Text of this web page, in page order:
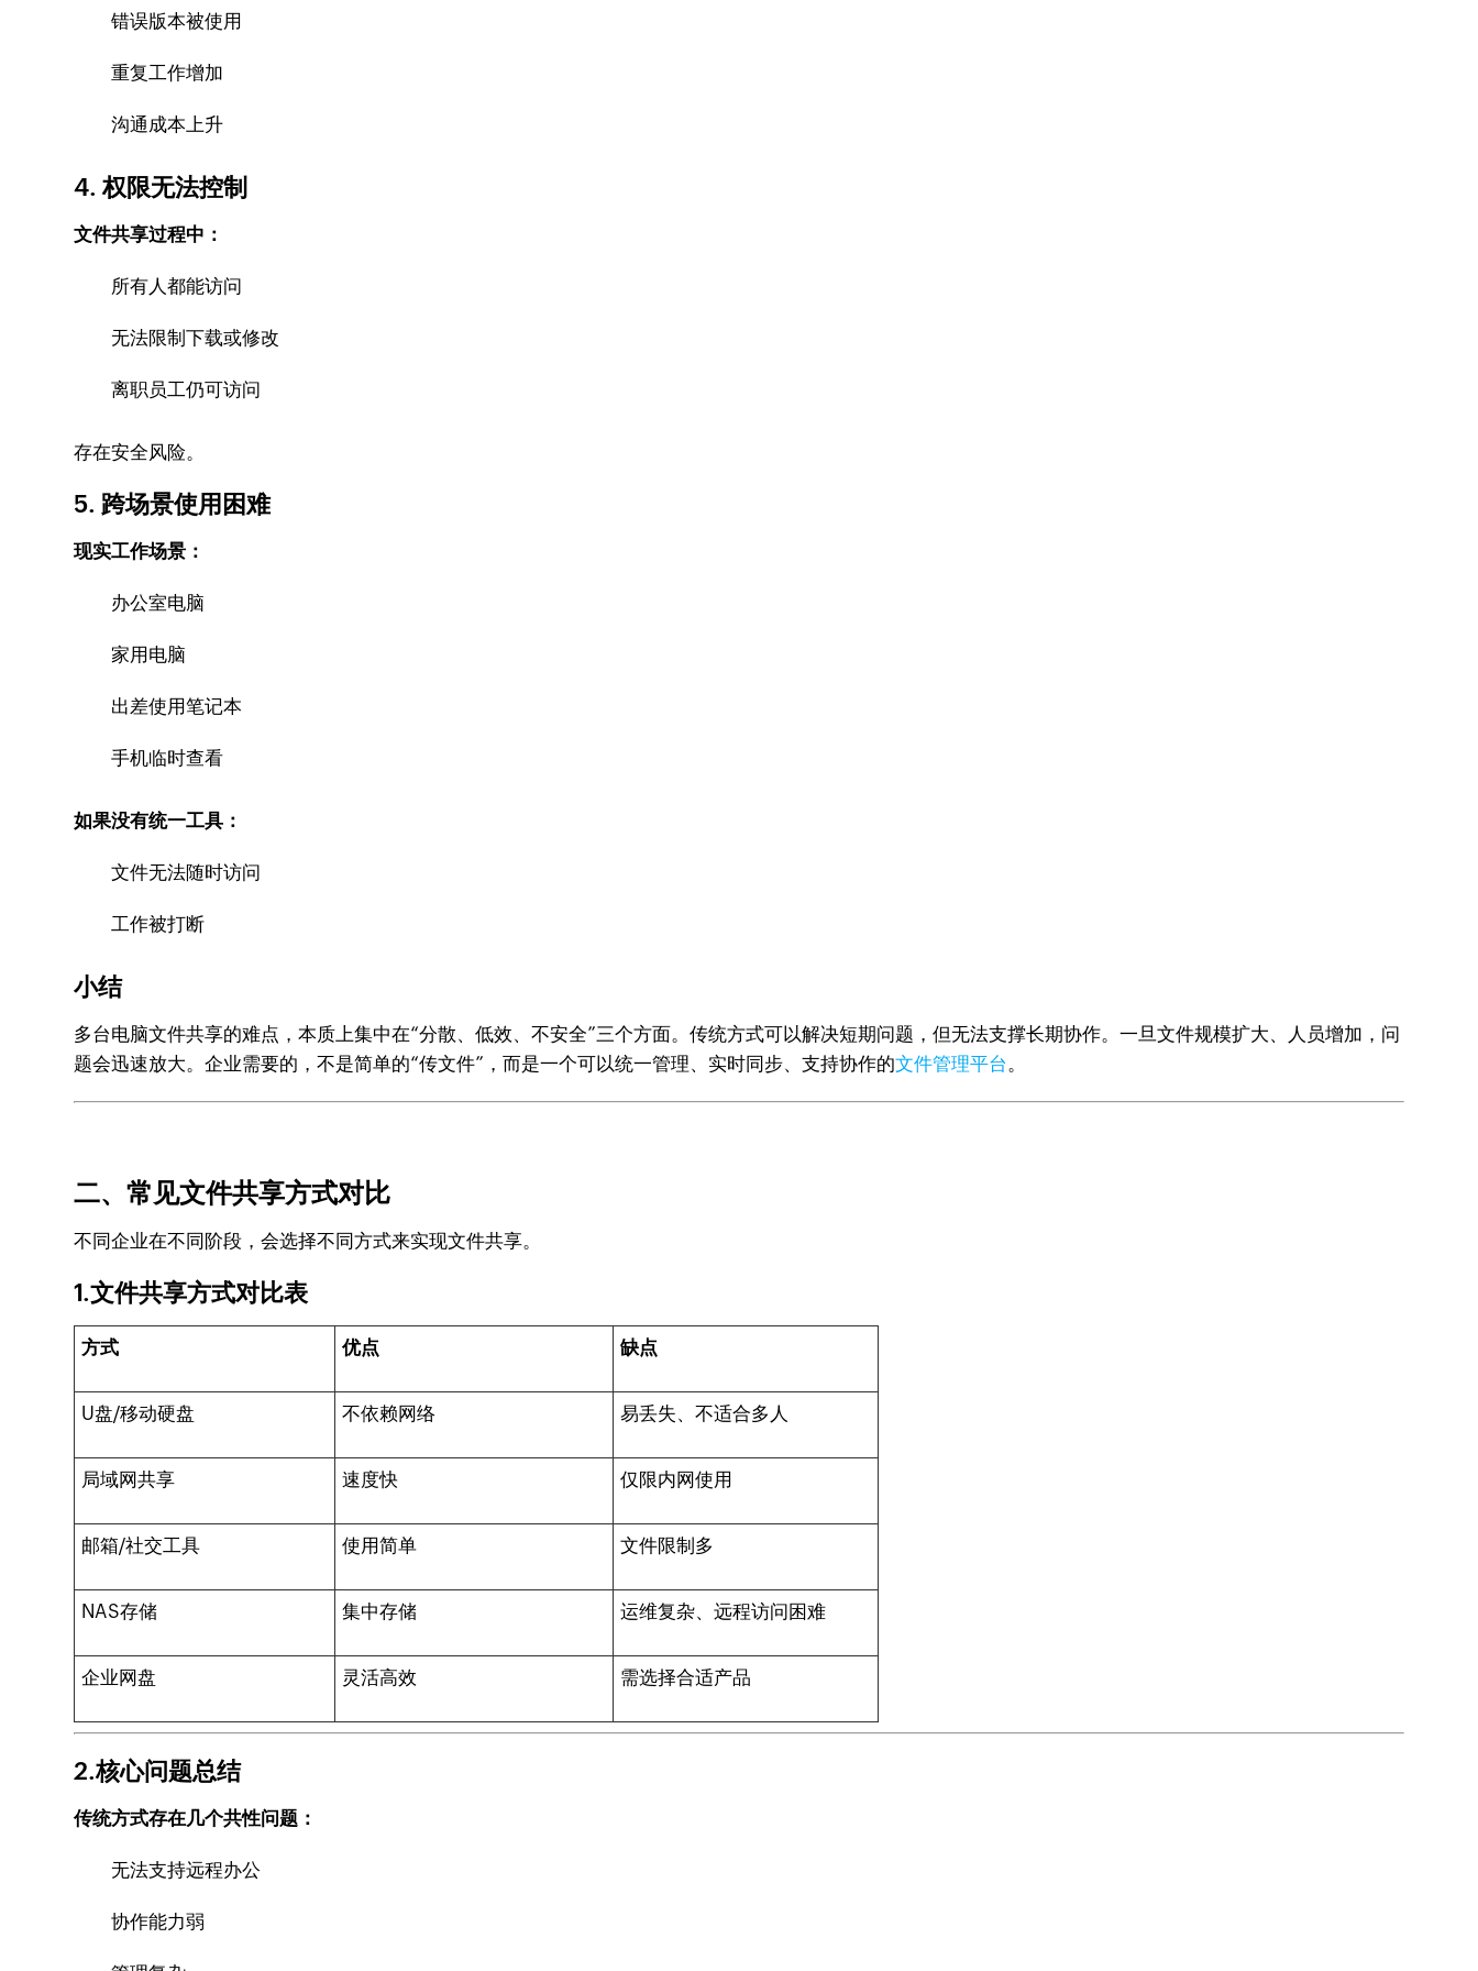
错误版本被使用
重复工作增加
沟通成本上升
4. 权限无法控制
文件共享过程中：
所有人都能访问
无法限制下载或修改
离职员工仍可访问
存在安全风险。
5. 跨场景使用困难
现实工作场景：
办公室电脑
家用电脑
出差使用笔记本
手机临时查看
如果没有统一工具：
文件无法随时访问
工作被打断
小结
多台电脑文件共享的难点，本质上集中在“分散、低效、不安全”三个方面。传统方式可以解决短期问题，但无法支撑长期协作。一旦文件规模扩大、人员增加，问
题会迅速放大。企业需要的，不是简单的“传文件”，而是一个可以统一管理、实时同步、支持协作的文件管理平台。
二、常见文件共享方式对比
不同企业在不同阶段，会选择不同方式来实现文件共享。
1.文件共享方式对比表
方式 优点 缺点
U盘/移动硬盘 不依赖网络 易丢失、不适合多人
局域网共享 速度快 仅限内网使用
邮箱/社交工具 使用简单 文件限制多
NAS存储 集中存储 运维复杂、远程访问困难
企业网盘 灵活高效 需选择合适产品
2.核心问题总结
传统方式存在几个共性问题：
无法支持远程办公
协作能力弱